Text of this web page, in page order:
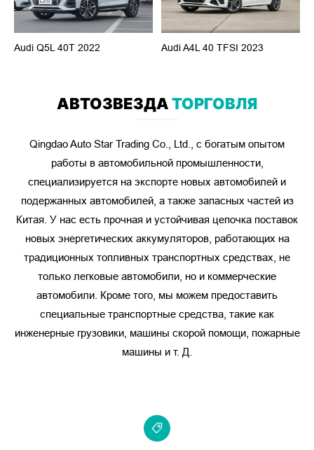
Audi Q5L 40T 2022 Audi A4L 40 TFSI 2023
Benz EQE 350 2022
Honda CRV PHEV 2,0L Хонда Элисон
Соглашение Phev
BYD Tang EV 600KM 2022 BYD Yuan Pro 401KM
Юань Плюс 2022 430 Км Tang DM I 2023
Zeekr 9 Мы 2022 Zeekr 001 Мы 100 2023
Geely EV Pro 1.5T LFP 2022 Geely Dihao 1.4T CVT 2022
Geely Boyue COOL 1.5TD Zhilian 2023 СИНГРУИ 2.0TD 2023
MG 7 1.5T 2023
Aion Y Младше 2023
HQ9 2.0T 2023
GAC TOYOTA BZ4X Elite 2022 FAW TOYOTA BZ4X
Camry 2.0 GVP 2023
АВТОЗВЕЗДАТОРГОВЛЯ
Qingdao Auto Star Trading Co., Ltd., с богатым опытом
работы в автомобильной промышленности,
специализируется на экспорте новых автомобилей и
подержанных автомобилей, а также запасных частей из
Китая. У нас есть прочная и устойчивая цепочка поставок
новых энергетических аккумуляторов, работающих на
традиционных топливных транспортных средствах, не
только легковые автомобили, но и коммерческие
автомобили. Кроме того, мы можем предоставить
специальные транспортные средства, такие как
инженерные грузовики, машины скорой помощи, пожарные
машины и т. Д.